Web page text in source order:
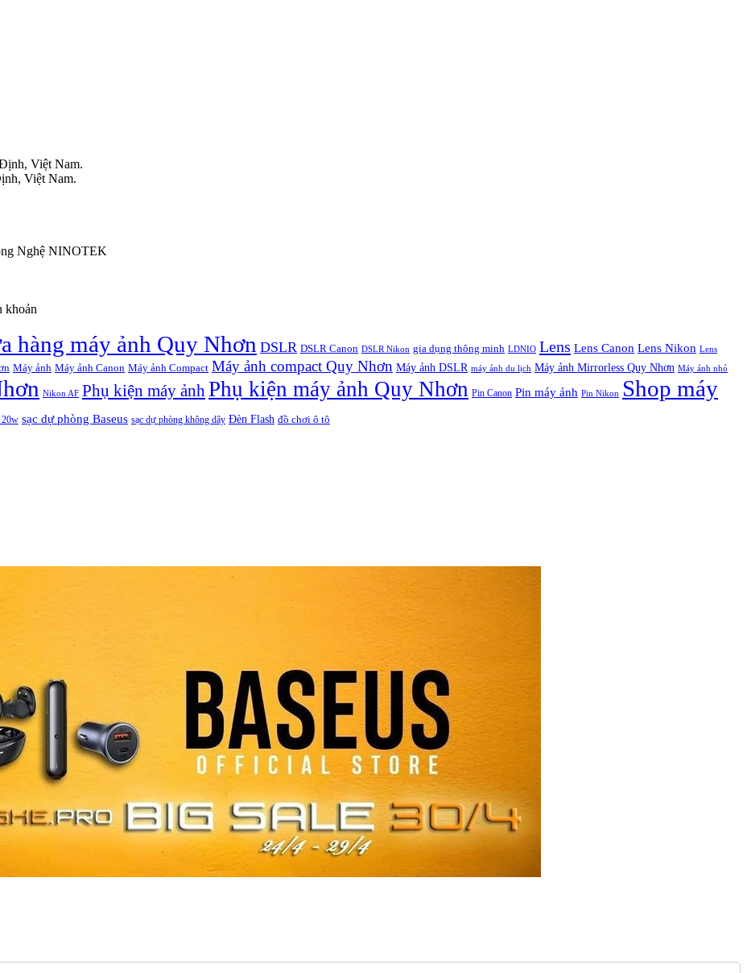
Việt Nam.
Việt Nam.
Nghệ NINOTEK
khoản
hàng máy ảnh Quy Nhơn DSLR DSLR Canon DSLR Nikon gia dụng thông minh LDNIO Lens Lens Canon Lens Nikon Lens
Máy ảnh Máy ảnh Canon Máy ảnh Compact Máy ảnh compact Quy Nhơn Máy ảnh DSLR máy ảnh du lịch Máy ảnh Mirrorless Quy Nhơn Máy ảnh nhỏ
Nikon AF Phụ kiện máy ảnhPhụ kiện máy ảnh Quy Nhơn Pin Canon Pin máy ảnh Pin Nikon Shop máy
20w sạc dự phòng Baseus sạc dự phòng không dây Đèn Flash đồ chơi ô tô